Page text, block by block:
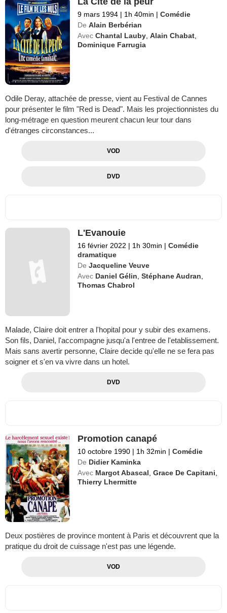
9 mars 1994 | 1h 40min | Comédie
De Alain Berbérian
Avec Chantal Lauby ,Alain Chabat
Dominique Farrugia
Odile Deray, attachée de presse, vient au Festival de Cannes
pour présenter le film "Red is Dead". Mais les projectionnistes du
long-métrage en question meurent chacun leur tour dans
d'étranges circonstances...
VOD
DVD
L'Evanouie
16 février 2022 | 1h 30min | Comédie
dramatique
De Jacqueline Veuve
Avec Daniel Gélin ,Stéphane Audran
Thomas Chabrol
Malade, Claire doit entrer a l'hopital pour y subir des examens.
Son fils, Daniel, l'accompagne jusqu'a l'entree de l'etablissement.
Mais sans avertir personne, Claire decide qu'elle ne se fera pas
soigner et s'en va vivre dans un hotel.
DVD
Promotion canapé
10 octobre 1990 | 1h 32min | Comédie
De Didier Kaminka
Avec Margot Abascal ,Grace De Capitani
Thierry Lhermitte
Deux postières de province montent à Paris et découvrent que la
pratique du droit de cuissage n'est pas une légende.
VOD